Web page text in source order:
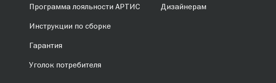
Программа лояльности АРТИС
Инструкции по сборке
Гарантия
Уголок потребителя
Дизайнерам